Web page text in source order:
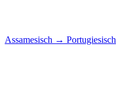
Assamesisch → Portugiesisch